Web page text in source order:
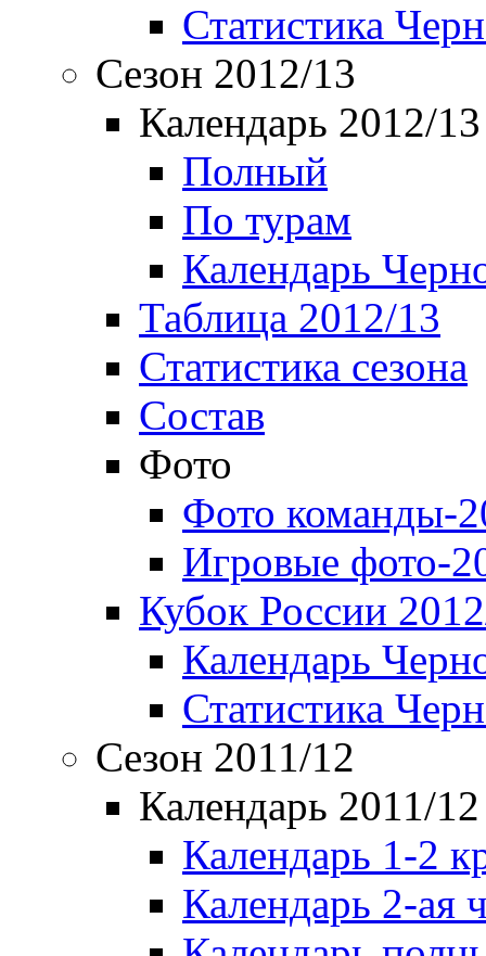
Статистика
Сезон 2012/13
Календарь 2012/13
Полный
По турам
Календарь
Таблица 2012/13
Статистика сезона
Состав
Фото
Фото команды-
Игровые фото-
Кубок России
Календарь
Статистика
Сезон 2011/12
Календарь 2011/12
Календарь 1-2
Календарь 2-ая